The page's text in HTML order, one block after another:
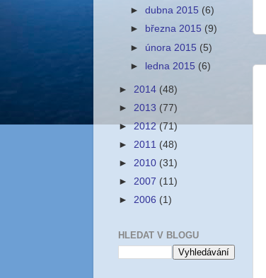
►dubna 2015 (6)
►
března 2015 (9)
► února 2015 (5)
► ledna 2015 (6)
► 2014 (48)
► 2013 (77)
►2012(71)
► 2011 (48)
► 2010 (31)
► 2007 (11)
► 2006 (1)
HLEDAT V BLOGU